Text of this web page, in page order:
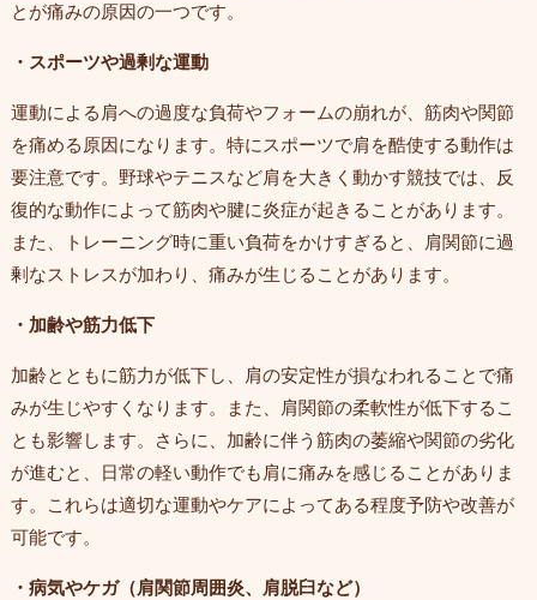
とが痛みの原因の一つです。
・スポーツや過剰な運動
運動による肩への過度な負荷やフォームの崩れが、筋肉や関節
を痛める原因になります。特にスポーツで肩を酷使する動作は
要注意です。野球やテニスなど肩を大きく動かす競技では、反
復的な動作によって筋肉や腱に炎症が起きることがあります。
また、トレーニング時に重い負荷をかけすぎると、肩関節に過
剰なストレスが加わり、痛みが生じることがあります。
・加齢や筋力低下
加齢とともに筋力が低下し、肩の安定性が損なわれることで痛
みが生じやすくなります。また、肩関節の柔軟性が低下するこ
とも影響します。さらに、加齢に伴う筋肉の萎縮や関節の劣化
が進むと、日常の軽い動作でも肩に痛みを感じることがありま
す。これらは適切な運動やケアによってある程度予防や改善が
可能です。
・病気やケガ（肩関節周囲炎、肩脱臼など）